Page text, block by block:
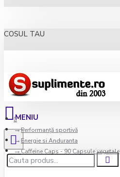
COSUL TAU
Performanță sportivă
Energie si Anduranta
Caffeine Caps - 90 Capsule vegetale